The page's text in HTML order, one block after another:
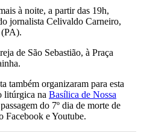
à noite, a partir das 19h,
jornalista Celivaldo Carneiro,
de São Sebastião, à Praça
também organizaram para esta
litúrgica na Basílica de Nossa
do 7º dia de morte de
Facebook e Youtube.